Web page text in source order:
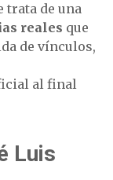
trata de una
reales que
de vínculos,
al final
Luis